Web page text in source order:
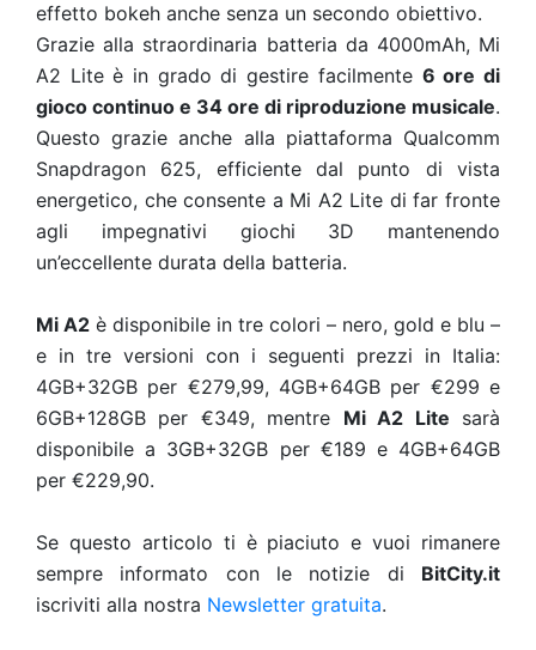
effetto bokeh anche senza un secondo obiettivo.
Grazie alla straordinaria batteria da 4000mAh, Mi
A2 Lite è in grado di gestire facilmente 6 ore di
gioco continuo e 34 ore di riproduzione musicale.
Questo grazie anche alla piattaforma Qualcomm
Snapdragon 625, efficiente dal punto di vista
energetico, che consente a Mi A2 Lite di far fronte
agli impegnativi giochi 3D mantenendo
un’eccellente durata della batteria.
Mi A2 è disponibile in tre colori – nero, gold e blu –
e in tre versioni con i seguenti prezzi in Italia:
4GB+32GB per €279,99, 4GB+64GB per €299 e
6GB+128GB per €349, mentre Mi A2 Lite sarà
disponibile a 3GB+32GB per €189 e 4GB+64GB
per €229,90.
Se questo articolo ti è piaciuto e vuoi rimanere
sempre informato con le notizie di BitCity.it
iscriviti alla nostra Newsletter gratuita.